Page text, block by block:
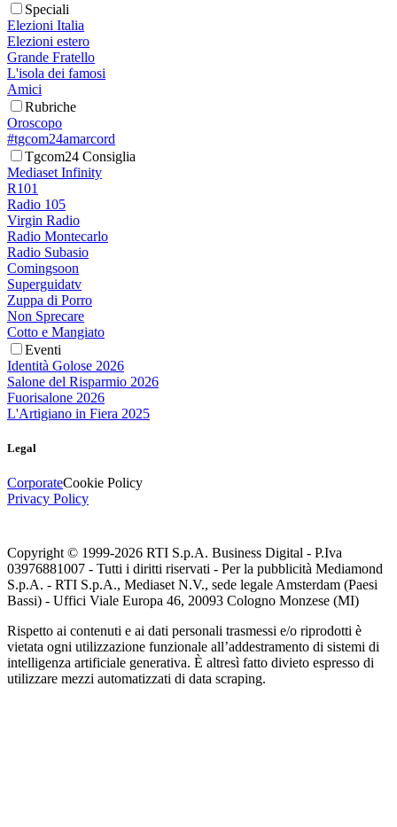
Speciali
Elezioni Italia
Elezioni estero
Grande Fratello
L'isola dei famosi
Amici
Rubriche
Oroscopo
#tgcom24amarcord
Tgcom24 Consiglia
Mediaset Infinity
R101
Radio 105
Virgin Radio
Radio Montecarlo
Radio Subasio
Comingsoon
Superguidatv
Zuppa di Porro
Non Sprecare
Cotto e Mangiato
Eventi
Identità Golose 2026
Salone del Risparmio 2026
Fuorisalone 2026
L'Artigiano in Fiera 2025
Legal
CorporateCookie Policy
Privacy Policy
Copyright © 1999-2026 RTI S.p.A. Business Digital - P.Iva
03976881007 - Tutti i diritti riservati - Per la pubblicità Mediamond
S.p.A. - RTI S.p.A., Mediaset N.V., sede legale Amsterdam (Paesi
Bassi) - Uffici Viale Europa 46, 20093 Cologno Monzese (MI)
Rispetto ai contenuti e ai dati personali trasmessi e/o riprodotti è
vietata ogni utilizzazione funzionale all’addestramento di sistemi di
intelligenza artificiale generativa. È altresì fatto divieto espresso di
utilizzare mezzi automatizzati di data scraping.